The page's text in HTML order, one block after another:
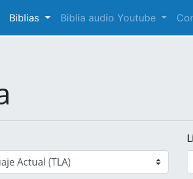
Biblias Biblia audio Youtube